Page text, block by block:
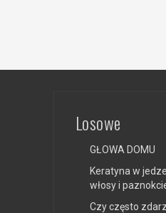
Losowe
GŁOWA DOMU
Keratyna w
włosy i
Czy często